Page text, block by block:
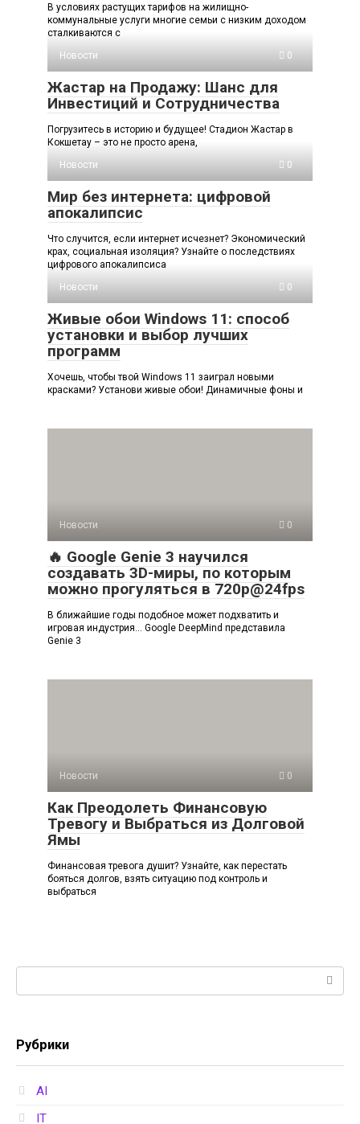
В условиях растущих тарифов на жилищно-
коммунальные услуги многие семьи с низким доходом
сталкиваются с
Новости
0
Жастар на Продажу: Шанс для
Инвестиций и Сотрудничества
Погрузитесь в историю и будущее! Стадион Жастар в
Кокшетау – это не просто арена,
Новости
0
Мир без интернета: цифровой
апокалипсис
Что случится, если интернет исчезнет? Экономический
крах, социальная изоляция? Узнайте о последствиях
цифрового апокалипсиса
Новости
0
Живые обои Windows 11: способ
установки и выбор лучших
программ
Хочешь, чтобы твой Windows 11 заиграл новыми
красками? Установи живые обои! Динамичные фоны и
Новости 0
🔥 Google Genie 3 научился
создавать 3D-миры, по которым
можно прогуляться в 720p@24fps
В ближайшие годы подобное может подхватить и
игровая индустрия… Google DeepMind представила
Genie 3
Новости 0
Как Преодолеть Финансовую
Тревогу и Выбраться из Долговой
Ямы
Финансовая тревога душит? Узнайте, как перестать
бояться долгов, взять ситуацию под контроль и
выбраться
Рубрики
AI
IT